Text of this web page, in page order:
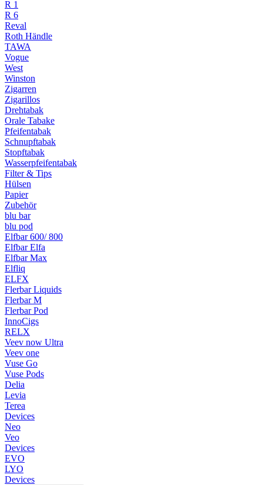
R 1
R 6
Reval
Roth Händle
TAWA
Vogue
West
Winston
Zigarren
Zigarillos
Drehtabak
Orale Tabake
Pfeifentabak
Schnupftabak
Stopftabak
Wasserpfeifentabak
Filter & Tips
Hülsen
Papier
Zubehör
blu bar
blu pod
Elfbar 600/ 800
Elfbar Elfa
Elfbar Max
Elfliq
ELFX
Flerbar Liquids
Flerbar M
Flerbar Pod
InnoCigs
RELX
Veev now Ultra
Veev one
Vuse Go
Vuse Pods
Delia
Levia
Terea
Devices
Neo
Veo
Devices
EVO
LYO
Devices